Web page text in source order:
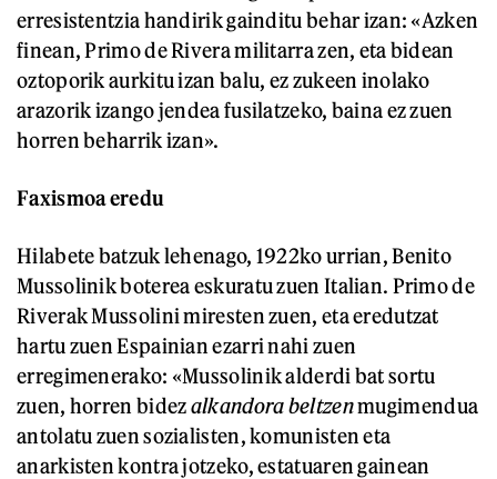
erresistentzia handirik gainditu behar izan: «Azken
finean, Primo de Rivera militarra zen, eta bidean
oztoporik aurkitu izan balu, ez zukeen inolako
arazorik izango jendea fusilatzeko, baina ez zuen
horren beharrik izan».
Faxismoa eredu
Hilabete batzuk lehenago, 1922ko urrian, Benito
Mussolinik boterea eskuratu zuen Italian. Primo de
Riverak Mussolini miresten zuen, eta eredutzat
hartu zuen Espainian ezarri nahi zuen
erregimenerako: «Mussolinik alderdi bat sortu
zuen, horren bidezalkandora beltzenmugimendua
antolatu zuen sozialisten, komunisten eta
anarkisten kontra jotzeko, estatuaren gainean